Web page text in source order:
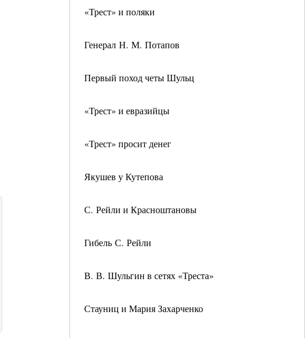
«Трест» и поляки
Генерал Н. М. Потапов
Первый поход четы Шульц
«Трест» и евразийцы
«Трест» просит денег
Якушев у Кутепова
С. Рейли и Красноштановы
Гибель С. Рейли
В. В. Шульгин в сетях «Треста»
Стауниц и Мария Захарченко